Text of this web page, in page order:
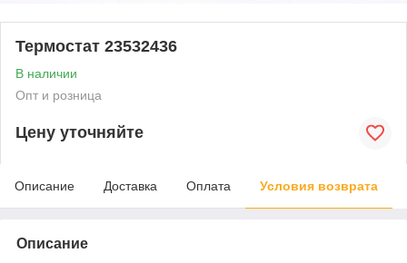
Термостат 23532436
В наличии
Опт и розница
Цену уточняйте
Описание Доставка Оплата Условия возврата
Описание